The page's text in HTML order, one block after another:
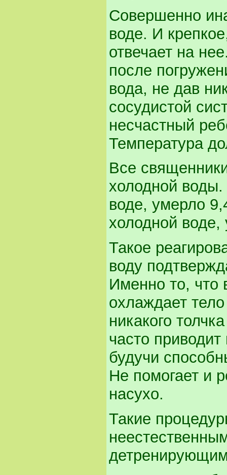
Совершенно
воде. И
отвечает на
после
вода, не дав
сосудистой
несчастный
Температура
Все
холодной
воде, умерло
холодной
Такое
воду
Именно то, что
охлаждает
никакого
часто
будучи
Не помогает и
насухо.
Такие